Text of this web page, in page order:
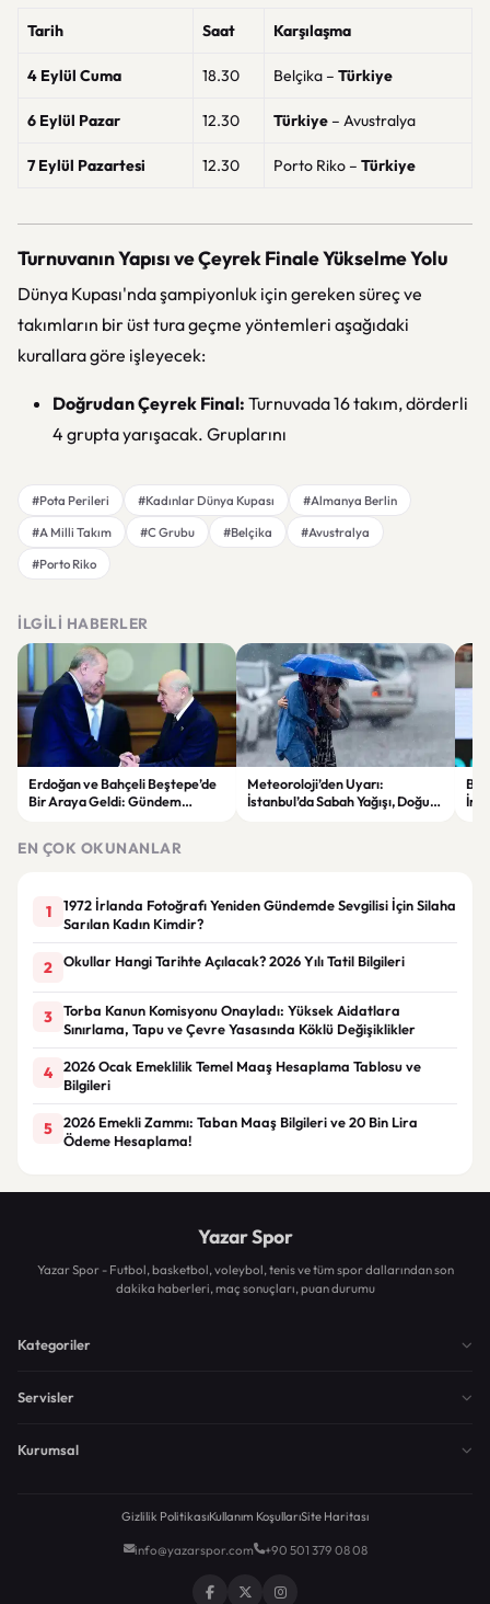
Tarih Saat Karşılaşma
4 Eylül Cuma 18.30 Belçika – Türkiye
6 Eylül Pazar 12.30 Türkiye – Avustralya
7 Eylül Pazartesi 12.30 Porto Riko – Türkiye
Turnuvanın Yapısı ve Çeyrek Finale Yükselme Yolu
Dünya Kupası'nda şampiyonluk için gereken süreç ve
takımların bir üst tura geçme yöntemleri aşağıdaki
kurallara göre işleyecek:
Doğrudan Çeyrek Final: Turnuvada 16 takım, dörderli
4 grupta yarışacak. Gruplarını
#Pota Perileri #Kadınlar Dünya Kupası
#Almanya Berlin
#A Milli Takım
#C Grubu #Belçika
#Avustralya
#Porto Riko
İLGILI HABERLER
Erdoğan ve Bahçeli Beştepe’de
Bir Araya Geldi: Gündem
Meteoroloji’den Uyarı:
İstanbul’da Sabah Yağışı, Doğu
EN ÇOK OKUNANLAR
1
1972 İrlanda Fotoğrafı Yeniden Gündemde Sevgilisi İçin Silaha
Sarılan Kadın Kimdir?
2 Okullar Hangi Tarihte Açılacak? 2026 Yılı Tatil Bilgileri
3
Torba Kanun Komisyonu Onayladı: Yüksek Aidatlara
Sınırlama, Tapu ve Çevre Yasasında Köklü Değişiklikler
4
2026 Ocak Emeklilik Temel Maaş Hesaplama Tablosu ve
Bilgileri
5
2026 Emekli Zammı: Taban Maaş Bilgileri ve 20 Bin Lira
Ödeme Hesaplama!
Yazar Spor
Yazar Spor - Futbol, basketbol, voleybol, tenis ve tüm spor dallarından son
dakika haberleri, maç sonuçları, puan durumu
Kategoriler
Servisler
Kurumsal
Gizlilik PolitikasıKullanım KoşullarıSite Haritası
info@yazarspor.com +90 501 379 08 08